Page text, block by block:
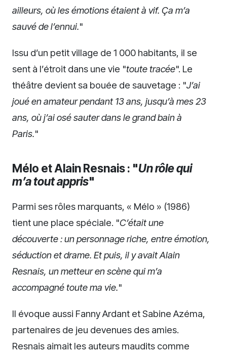
ailleurs, où les émotions étaient à vif. Ça m’a
sauvé de l’ennui."
Issu d’un petit village de 1 000 habitants, il se
sent à l’étroit dans une vie "toute tracée". Le
théâtre devient sa bouée de sauvetage : "J’ai
joué en amateur pendant 13 ans, jusqu’à mes 23
ans, où j’ai osé sauter dans le grand bain à
Paris."
Mélo et Alain Resnais : "Un rôle qui
m’a tout appris"
Parmi ses rôles marquants, « Mélo » (1986)
tient une place spéciale. "C’était une
découverte : un personnage riche, entre émotion,
séduction et drame. Et puis, il y avait Alain
Resnais, un metteur en scène qui m’a
accompagné toute ma vie."
Il évoque aussi Fanny Ardant et Sabine Azéma,
partenaires de jeu devenues des amies.
Resnais aimait les auteurs maudits comme